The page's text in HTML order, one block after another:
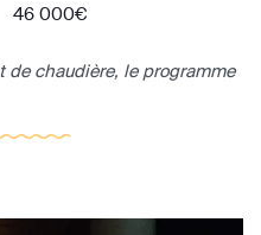
46 000€
de chaudière, le programme